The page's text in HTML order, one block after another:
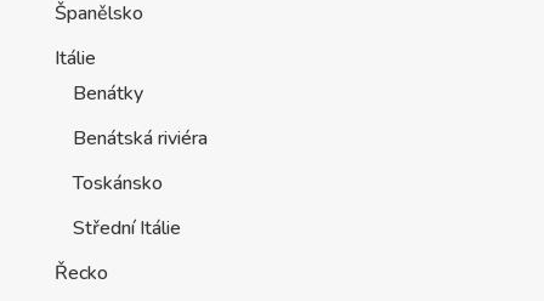
Španělsko
Itálie
Benátky
Benátská riviéra
Toskánsko
Střední Itálie
Řecko